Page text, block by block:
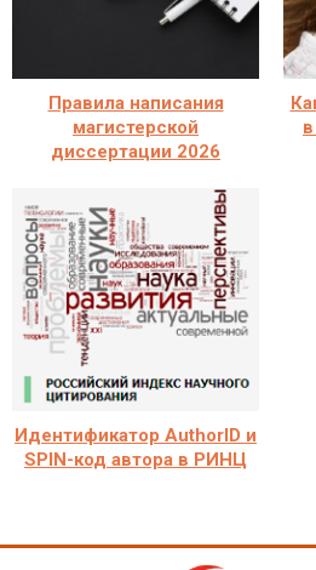
Правила написания
магистерской
диссертации 2026
Идентификатор AuthorID и
SPIN-код автора в РИНЦ